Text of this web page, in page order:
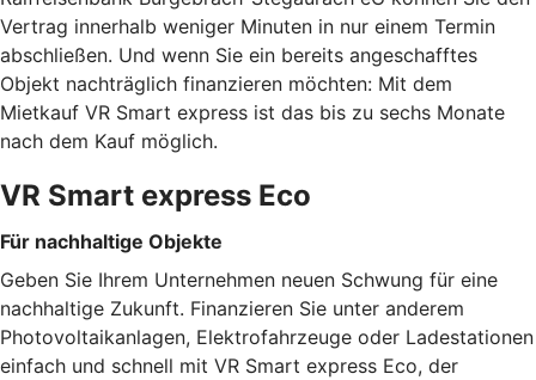
Vertrag innerhalb weniger Minuten in nur einem Termin
abschließen. Und wenn Sie ein bereits angeschafftes
Objekt nachträglich finanzieren möchten: Mit dem
Mietkauf VR Smart express ist das bis zu sechs Monate
nach dem Kauf möglich.
VR Smart express Eco
Für nachhaltige Objekte
Geben Sie Ihrem Unternehmen neuen Schwung für eine
nachhaltige Zukunft. Finanzieren Sie unter anderem
Photovoltaikanlagen, Elektrofahrzeuge oder Ladestationen
einfach und schnell mit VR Smart express Eco, der